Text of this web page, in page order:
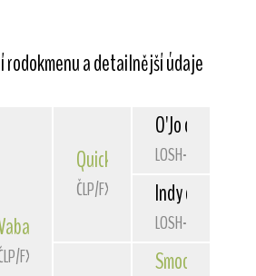
rodokmenu a detailnější údaje
od Rytíře Malovce
FXH/29725
Quick Belfox
ČLP/FXH/29303
O'Jo du Bois
LOSH-0642457
Indy des
LOSH-0518115
Smooth